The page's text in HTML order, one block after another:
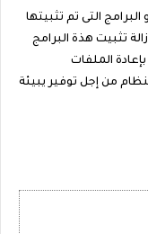
التى تم تثبيتها
تثبيت هذة البرامج
الملفات
من إجل توفير يبيئة